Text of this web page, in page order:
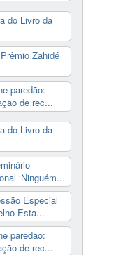
do Livro da
Zahidé
paredão:
de rec...
do Livro da
‘Ninguém...
Especial
Esta...
paredão:
de rec...